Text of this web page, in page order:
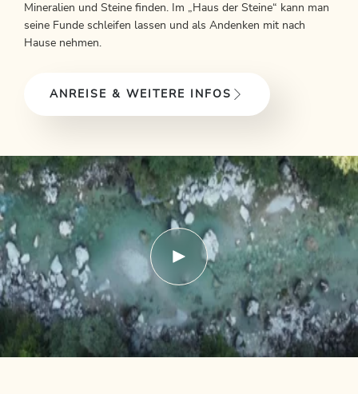
Mineralien und Steine finden. Im „Haus der Steine“ kann man
seine Funde schleifen lassen und als Andenken mit nach
Hause nehmen.
ANREISE & WEITERE INFOS